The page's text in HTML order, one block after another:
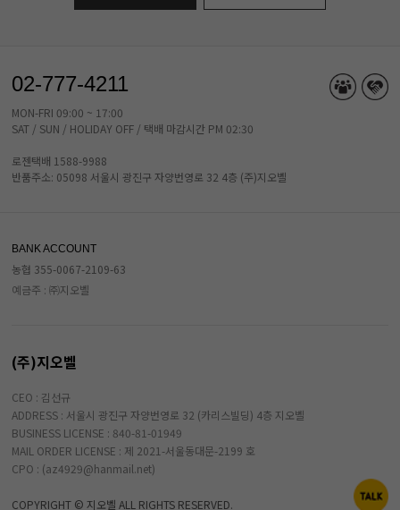
02-777-4211
MON-FRI 09:00 ~ 17:00
SAT / SUN / HOLIDAY OFF / 택배 마감시간 PM 02:30
로젠택배 1588-9988
반품주소: 05098 서울시 광진구 자양번영로 32 4층 (주)지오벨
BANK ACCOUNT
농협 355-0067-2109-63
예금주 : ㈜지오벨
(주)지오벨
CEO : 김선규
ADDRESS : 서울시 광진구 자양번영로 32 (카리스빌딩) 4층 지오벨
BUSINESS LICENSE : 840-81-01949
MAIL ORDER LICENSE : 제 2021-서울동대문-2199 호
CPO : (az4929@hanmail.net)
COPYRIGHT © 지오벨 ALL RIGHTS RESERVED.